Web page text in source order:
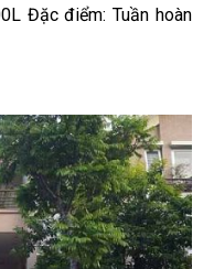
Đặc điểm: Tuần hoàn